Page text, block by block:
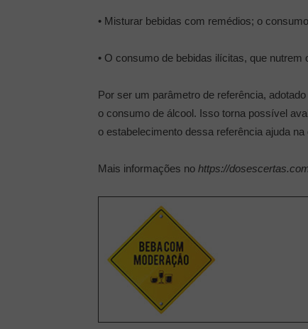
• Misturar bebidas com remédios; o
• O consumo de bebidas ilícitas, que
Por ser um parâmetro de referência,
o consumo de álcool. Isso torna possível
o estabelecimento dessa referência ajuda
Mais informações no https://